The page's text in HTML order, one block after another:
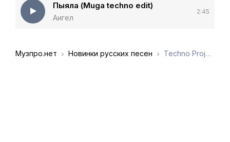
Пыяла (Muga techno edit)
Аигел
2:45
Музпро.нет Новинки русских песен Techno Project, Geny Tur - Luna